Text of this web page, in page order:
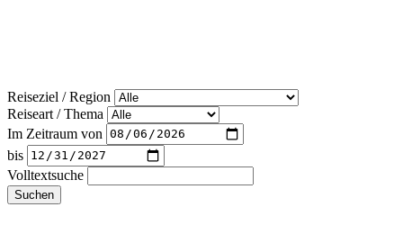
Reiseziel / Region
Reiseart / Thema
Im Zeitraum von
bis
Volltextsuche
Suchen